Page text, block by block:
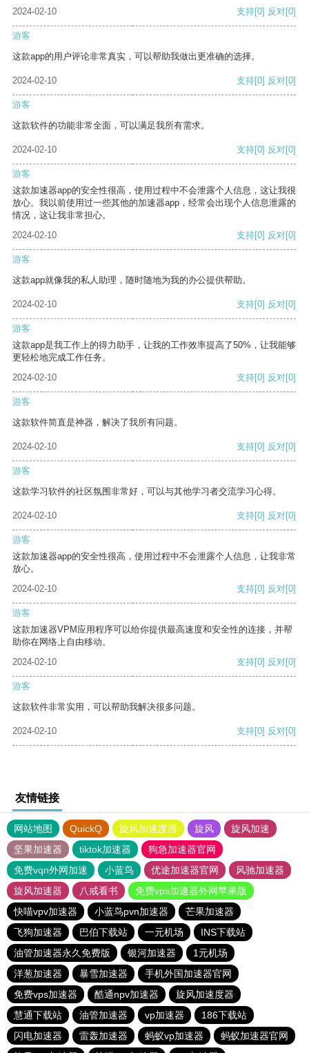
2024-02-10 支持[0] 反对[0]
游客
这款app的用户评论非常真实，可以帮助我做出更准确的选择。
2024-02-10 支持[0] 反对[0]
游客
这款软件的功能非常全面，可以满足我所有需求。
2024-02-10 支持[0] 反对[0]
游客
这款加速器app的安全性很高，使用过程中不会泄露个人信息，这让我很
放心。我以前使用过一些其他的加速器app，经常会出现个人信息泄露的
情况，这让我非常担心。
2024-02-10
支持[0] 反对[0]
游客
这款app就像我的私人助理，随时随地为我的办公提供帮助。
2024-02-10 支持[0] 反对[0]
游客
这款app是我工作上的得力助手，让我的工作效率提高了50%，让我能够
更轻松地完成工作任务。
2024-02-10
支持[0] 反对[0]
游客
这款软件简直是神器，解决了我所有问题。
2024-02-10 支持[0] 反对[0]
游客
这款学习软件的社区氛围非常好，可以与其他学习者交流学习心得。
2024-02-10 支持[0] 反对[0]
游客
这款加速器app的安全性很高，使用过程中不会泄露个人信息，让我非常
放心。
2024-02-10
支持[0] 反对[0]
游客
这款加速器VPM应用程序可以给你提供最高速度和安全性的连接，并帮
助你在网络上自由移动。
2024-02-10
支持[0] 反对[0]
游客
这款软件非常实用，可以帮助我解决很多问题。
2024-02-10 支持[0] 反对[0]
友情链接
网站地图 QuickQ 旋风加速度器 旋风
旋风加速
坚果加速器
tiktok加速器
狗急加速器官网
免费vqn外网加速
小蓝鸟 优途加速器官网
风驰加速器
旋风加速器
八戒看书
免费vps加速器外网苹果版
快喵vpv加速器
小蓝鸟pvn加速器
芒果加速器
飞狗加速器
巴伯下载站 一元机场
INS下载站
油管加速器永久免费版
银河加速器
1元机场
洋葱加速器
暴雪加速器
手机外国加速器官网
免费vps加速器
酷通npv加速器
旋风加速度器
慧通下载站
油管加速器 vp加速器
186下载站
闪电加速器
雷轰加速器 蚂蚁vp加速器
蚂蚁加速器官网